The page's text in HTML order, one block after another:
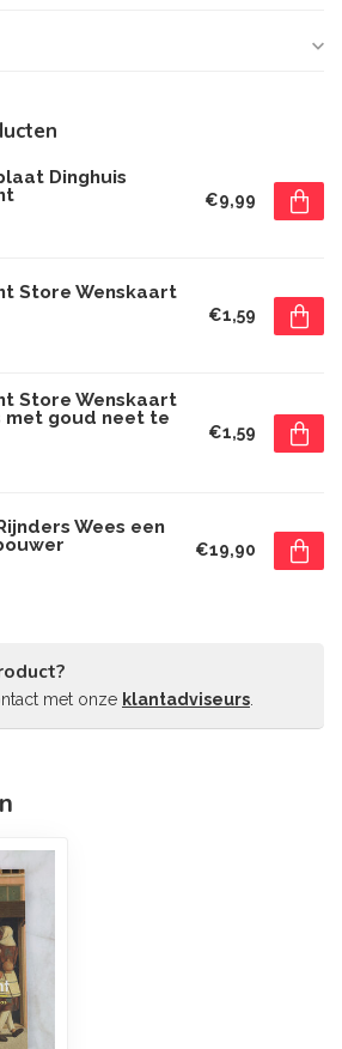
Dinghuis
€9,99
Store Wenskaart
€1,59
Store Wenskaart
met goud neet te
€1,59
Wees een
€19,90
met onze klantadviseurs